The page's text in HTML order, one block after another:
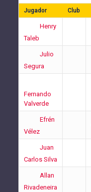
Jugador Club
Henry
Taleb
Julio
Segura
Fernando
Valverde
Efrén
Vélez
Juan
Carlos Silva
Allan
Rivadeneira